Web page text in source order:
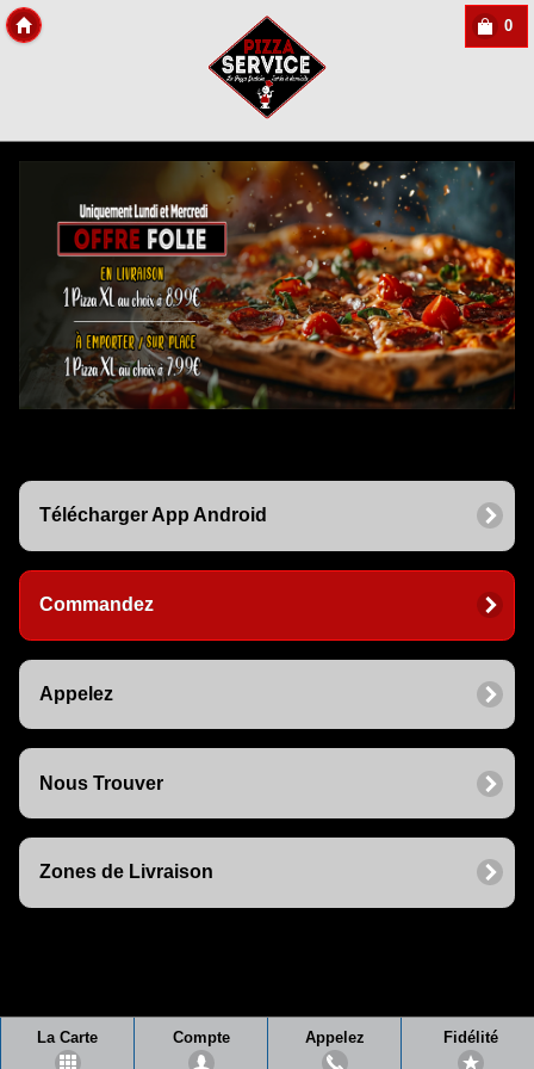
0
Télécharger App Android
Commandez
Appelez
Nous Trouver
Zones de Livraison
La Carte Compte Appelez Fidélité
Copyright Des-click